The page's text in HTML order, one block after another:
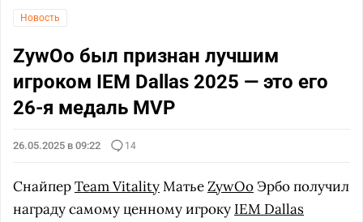
Новость
ZywOo был признан лучшим
игроком IEM Dallas 2025 — это его
26-я медаль MVP
26.05.2025 в 09:22 14
СнайперTeam VitalityМатьеZywOoЭрбо получил
награду самому ценному игроку IEM Dallas